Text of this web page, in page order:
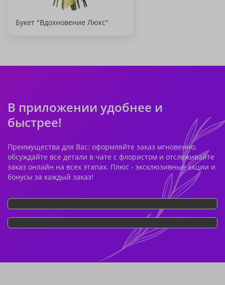
Букет "Вдохновение Люкс"
В приложении удобнее и
быстрее!
Преимущества для Вас: оформляйте заказ мгновенно,
обсуждайте все детали в чате с флористом и отслеживайте
заказ онлайн на всех этапах. Плюс - эксклюзивные акции и
бонусы за каждый заказ!